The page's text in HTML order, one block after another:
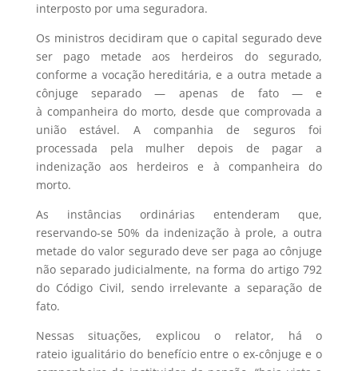
interposto por uma seguradora.
Os ministros decidiram que o capital segurado deve
ser pago metade aos herdeiros do segurado,
conforme a vocação hereditária, e a outra metade a
cônjuge separado — apenas de fato — e
à companheira do morto, desde que comprovada a
união estável. A companhia de seguros foi
processada pela mulher depois de pagar a
indenização aos herdeiros e à companheira do
morto.
As instâncias ordinárias entenderam que,
reservando-se 50% da indenização à prole, a outra
metade do valor segurado deve ser paga ao cônjuge
não separado judicialmente, na forma do artigo 792
do Código Civil, sendo irrelevante a separação de
fato.
Nessas situações, explicou o relator, há o
rateio igualitário do benefício entre o ex-cônjuge e o